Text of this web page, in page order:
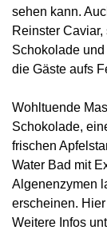
sehen kann.
Reinster
Schokolade
die Gäste aufs
Wohltuende
Schokolade,
frischen
Water Bad mit
Algenenzymen
erscheinen.
Weitere Infos